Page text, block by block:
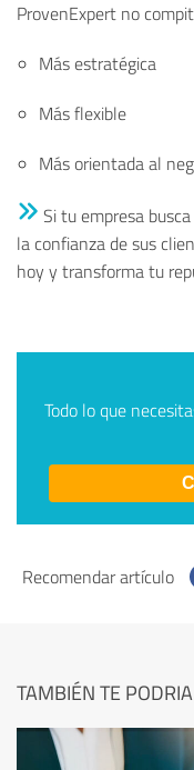
ProvenExpert no
Más estratégica
Más flexible
Más orientada al
Si tu empresa busca
la confianza de sus
hoy y transforma tu
Todo lo que
Recomendar artículo
TAMBIÉN TE